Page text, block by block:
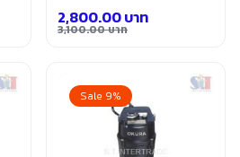
3,100.00บาท
was:
3,100.00 บาท.
2,800.00บาท
is:
2,800.00 บาท.
Sale 9%